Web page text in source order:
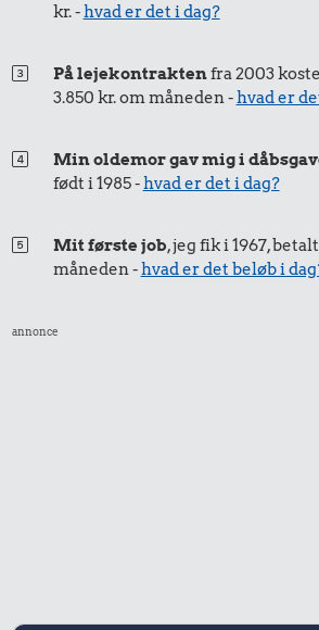
kr. -hvad er det i dag?
På lejekontraktenfra 2003
3.850 kr. om måneden -hvad er
Min oldemor gav mig i
født i 1985 -hvad er det i dag?
Mit første job, jeg fik i 1967,
måneden -hvad er det beløb i
annonce